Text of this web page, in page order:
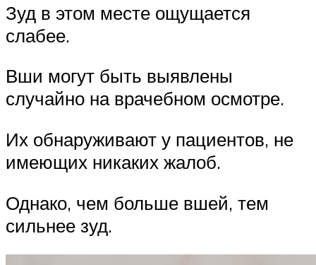
Зуд в этом месте ощущается
слабее.
Вши могут быть выявлены
случайно на врачебном осмотре.
Их обнаруживают у пациентов, не
имеющих никаких жалоб.
Однако, чем больше вшей, тем
сильнее зуд.